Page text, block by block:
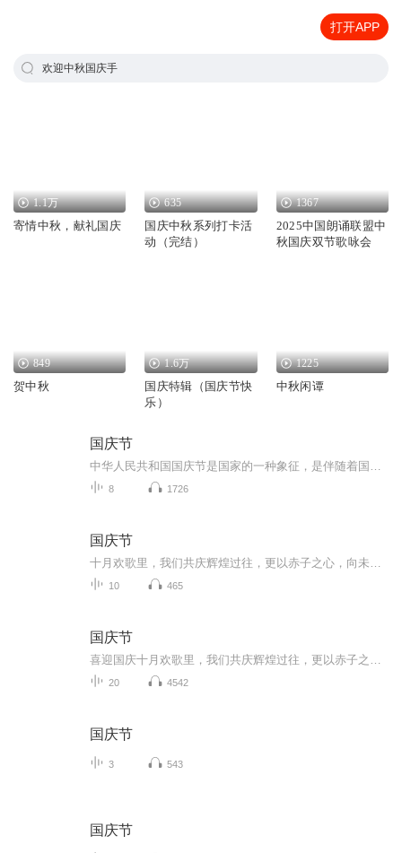
打开APP
欢迎中秋国庆手
1.1万
寄情中秋，献礼国庆
635
国庆中秋系列打卡活
动（完结）
1367
2025中国朗诵联盟中
秋国庆双节歌咏会
849
贺中秋
1.6万
国庆特辑（国庆节快
乐）
1225
中秋闲谭
国庆节
8 1726
国庆节
10 465
国庆节
20 4542
国庆节
3 543
国庆节